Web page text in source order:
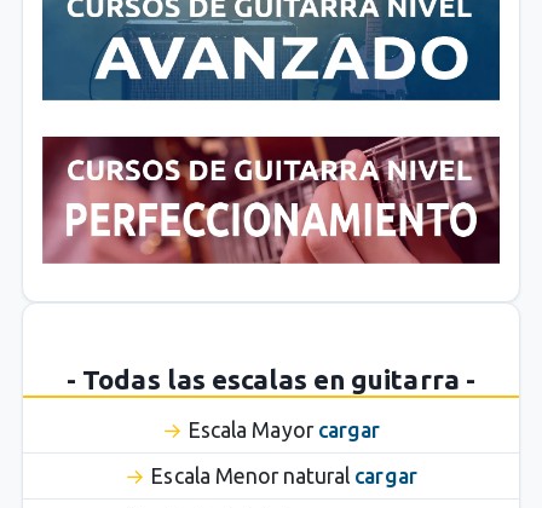
- Todas las escalas en guitarra -
Escala Mayor cargar
Escala Menor natural cargar